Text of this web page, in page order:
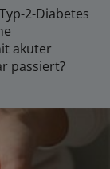
2-Diabetes
akuter
passiert?